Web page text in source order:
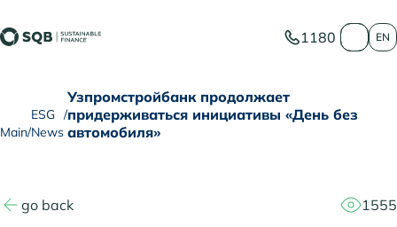
1180 EN
Main
ESG
News
Узпромстройбанк продолжает
придерживаться инициативы «День без
автомобиля»
go back 1555